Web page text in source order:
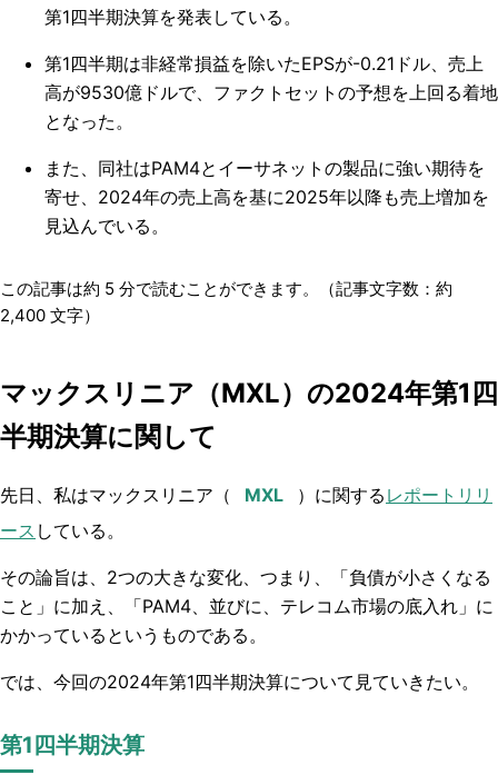
第1四半期決算を発表している。
第1四半期は非経常損益を除いたEPSが-0.21ドル、売上
高が9530億ドルで、ファクトセットの予想を上回る着地
となった。
また、同社はPAM4とイーサネットの製品に強い期待を
寄せ、2024年の売上高を基に2025年以降も売上増加を
見込んでいる。
この記事は約 5 分で読むことができます。（記事文字数：約
2,400 文字）
マックスリニア（MXL）の2024年第1四
半期決算に関して
先日、私はマックスリニア（ ） に関する レポートリリ
ース している。
その論旨は、2つの大きな変化、つまり、「負債が小さくなる
こと」に加え、「PAM4、並びに、テレコム市場の底入れ」に
かかっているというものである。
では、今回の2024年第1四半期決算について見ていきたい。
第1四半期決算